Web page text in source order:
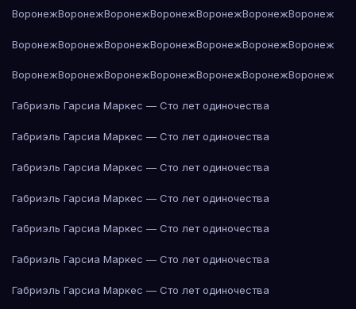
ВоронежВоронежВоронежВоронежВоронежВоронежВоронеж
ВоронежВоронежВоронежВоронежВоронежВоронежВоронеж
ВоронежВоронежВоронежВоронежВоронежВоронежВоронеж
Габриэль Гарсиа Маркес — Сто лет одиночества
Габриэль Гарсиа Маркес — Сто лет одиночества
Габриэль Гарсиа Маркес — Сто лет одиночества
Габриэль Гарсиа Маркес — Сто лет одиночества
Габриэль Гарсиа Маркес — Сто лет одиночества
Габриэль Гарсиа Маркес — Сто лет одиночества
Габриэль Гарсиа Маркес — Сто лет одиночества